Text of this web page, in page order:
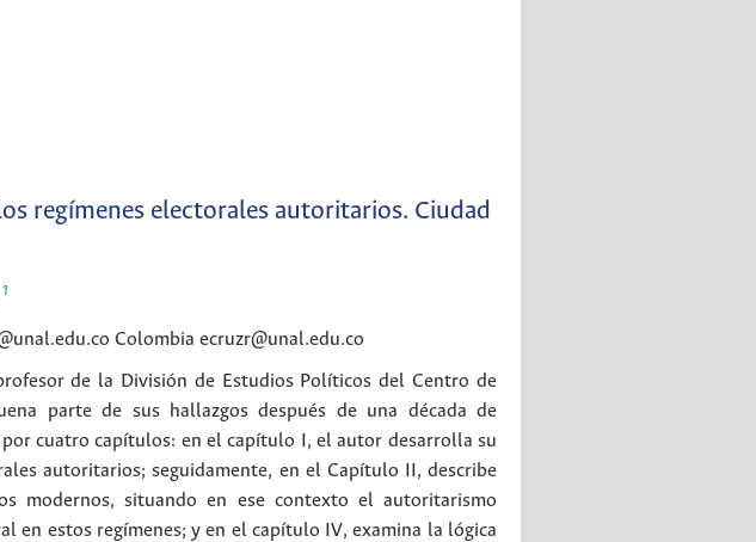
regímenes electorales autoritarios. Ciudad
1
Colombia ecruzr@unal.edu.co
de la División de Estudios Políticos del Centro de
parte de sus hallazgos después de una década de
cuatro capítulos: en el capítulo I, el autor desarrolla su
autoritarios; seguidamente, en el Capítulo II, describe
modernos, situando en ese contexto el autoritarismo
estos regímenes; y en el capítulo IV, examina la lógica